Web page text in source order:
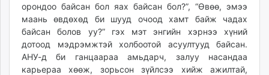
орондоо байсан бол яах байсан бол?”, “Өвөө, эмээ
маань өвдөхөд би шууд очоод хамт байж чадах
байсан болов уу?” гэх мэт энгийн хэрнээ хүний
дотоод мэдрэмжтэй холбоотой асуултууд байсан.
АНУ-д би ганцаараа амьдарч, залуу насандаа
карьераа хөөж, зорьсон зүйлсээ хийж ажилтай,